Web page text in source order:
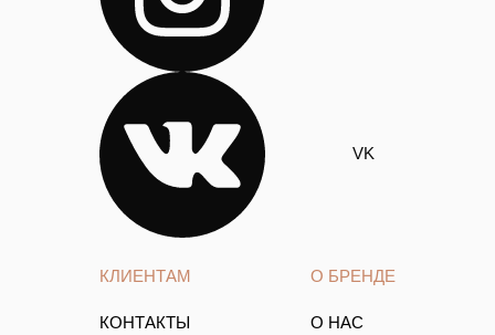
КЛИЕНТАМ
КОНТАКТЫ
О БРЕНДЕ
О НАС
VK